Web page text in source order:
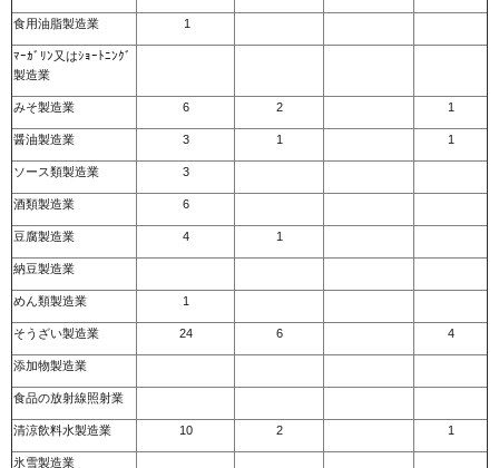
食用油脂製造業 1
ﾏｰｶﾞﾘﾝ又はｼｮｰﾄﾆﾝｸﾞ
製造業
みそ製造業 6 2 1
醤油製造業 3 1 1
ソース類製造業 3
酒類製造業 6
豆腐製造業 4 1
納豆製造業
めん類製造業 1
そうざい製造業 24 6 4
添加物製造業
食品の放射線照射業
清涼飲料水製造業 10 2 1
氷雪製造業